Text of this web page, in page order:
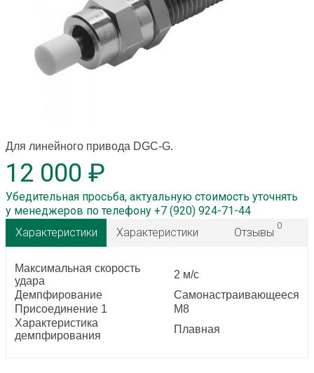
Для линейного привода DGC-G.
12 000 ₽
Убедительная просьба, актуальную стоимость уточнять
у менеджеров по телефону +7 (920) 924-71-44
Характеристики
Характеристики Отзывы
0
Максимальная скорость
удара
2 м/с
Демпфирование
Самонастраивающееся
Присоединение 1
M8
Характеристика
демпфирования
Плавная